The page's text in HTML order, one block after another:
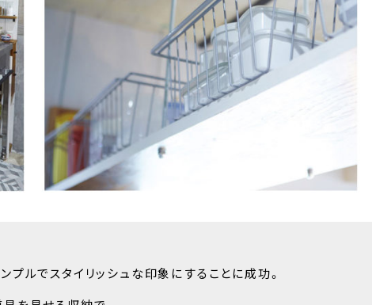
ルでスタイリッシュな印象にすることに成功。